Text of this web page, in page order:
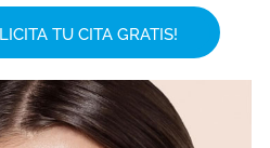
TU CITA GRATIS!